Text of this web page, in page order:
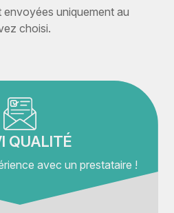
uniquement au
choisi.
QUALITÉ
avec un prestataire !